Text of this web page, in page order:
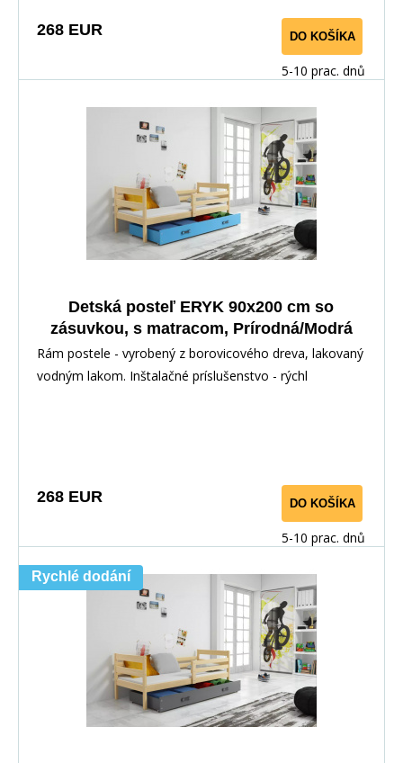
268 EUR DO KOŠÍKA
5-10 prac. dnů
Detská posteľ ERYK 90x200 cm so
zásuvkou, s matracom, Prírodná/Modrá
Rám postele - vyrobený z borovicového dreva, lakovaný
vodným lakom. Inštalačné príslušenstvo - rýchl
268 EUR DO KOŠÍKA
5-10 prac. dnů
Rychlé dodání